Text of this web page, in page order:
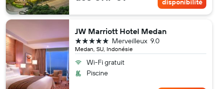
JW Marriott Hotel Medan
Medan, SU, Indonésie
9.0
Merveilleux
5 étoiles
Wi-Fi gratuit
Piscine